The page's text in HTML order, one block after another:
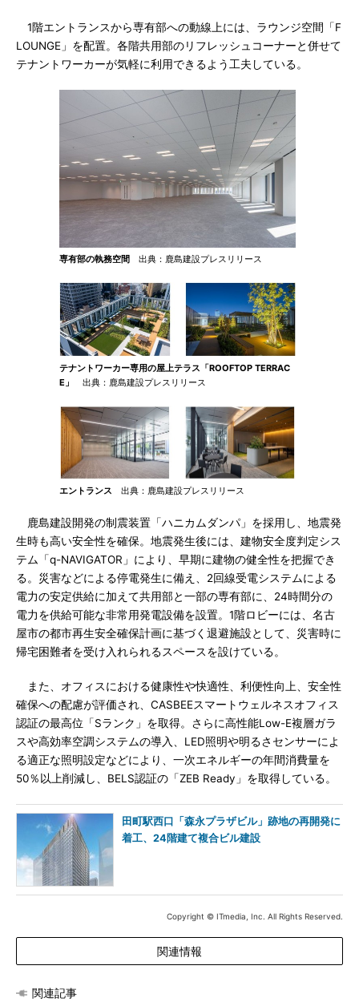
1階エントランスから専有部への動線上には、ラウンジ空間「F
LOUNGE」を配置。各階共用部のリフレッシュコーナーと併せて
テナントワーカーが気軽に利用できるよう工夫している。
専有部の執務空間 出典：鹿島建設プレスリリース
テナントワーカー専用の屋上テラス「ROOFTOP TERRAC
E」
出典：鹿島建設プレスリリース
エントランス 出典：鹿島建設プレスリリース
鹿島建設開発の制震装置「ハニカムダンパ」を採用し、地震発
生時も高い安全性を確保。地震発生後には、建物安全度判定シス
テム「q-NAVIGATOR」により、早期に建物の健全性を把握でき
る。災害などによる停電発生に備え、2回線受電システムによる
電力の安定供給に加えて共用部と一部の専有部に、24時間分の
電力を供給可能な非常用発電設備を設置。1階ロビーには、名古
屋市の都市再生安全確保計画に基づく退避施設として、災害時に
帰宅困難者を受け入れられるスペースを設けている。
また、オフィスにおける健康性や快適性、利便性向上、安全性
確保への配慮が評価され、CASBEEスマートウェルネスオフィス
認証の最高位「Sランク」を取得。さらに高性能Low-E複層ガラ
スや高効率空調システムの導入、LED照明や明るさセンサーによ
る適正な照明設定などにより、一次エネルギーの年間消費量を
50％以上削減し、BELS認証の「ZEB Ready」を取得している。
田町駅西口「森永プラザビル」跡地の再開発に
着工、24階建て複合ビル建設
Copyright © ITmedia, Inc. All Rights Reserved.
関連情報
関連記事